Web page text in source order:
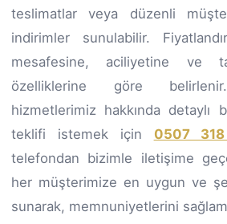
teslimatlar veya düzenli
indirimler sunulabilir.
mesafesine, aciliyetine ve
özelliklerine göre
hizmetlerimiz hakkında detaylı
teklifi istemek için 0507
telefondan bizimle iletişime
her müşterimize en uygun ve
sunarak, memnuniyetlerini